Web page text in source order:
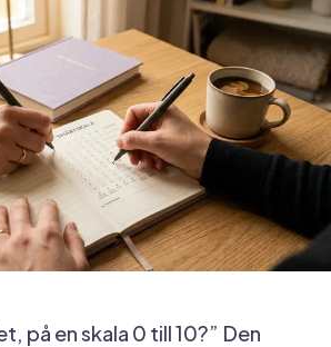
på en skala 0 till 10?” Den